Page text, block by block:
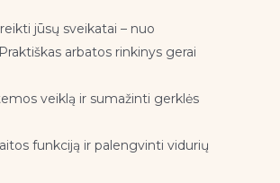
jūsų sveikatai – nuo
arbatos rinkinys gerai
veiklą ir sumažinti gerklės
funkciją ir palengvinti vidurių